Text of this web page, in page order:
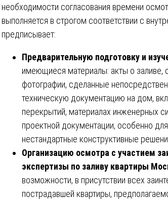
необходимости согласования времени
выполняется в строгом соответствии с
предписывает:
Предварительную подготовку и
имеющиеся материалы: акты о
фотографии, сделанные
техническую документацию на дом,
перекрытий, материалах инженерных
проектной документации, особенно
нестандартные конструктивные
Организацию осмотра с участием
экспертизы по заливу квартиры
возможности, в присутствии всех
пострадавшей квартиры,